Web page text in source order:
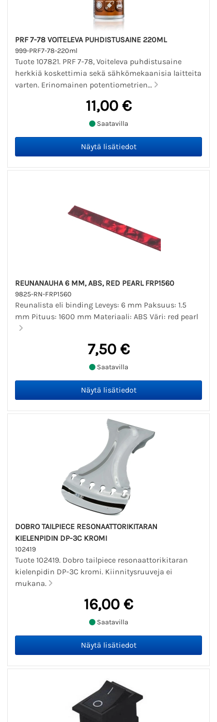
PRF 7-78 VOITELEVA PUHDISTUSAINE 220ML
999-PRF7-78-220ml
Tuote 107821. PRF 7-78, Voiteleva puhdistusaine
herkkiä koskettimia sekä sähkömekaanisia laitteita
varten. Erinomainen potentiometrien...
11,00 €
Saatavilla
REUNANAUHA 6 MM, ABS, RED PEARL FRP1560
9825-RN-FRP1560
Reunalista eli binding Leveys: 6 mm Paksuus: 1.5
mm Pituus: 1600 mm Materiaali: ABS Väri: red pearl
7,50 €
Saatavilla
DOBRO TAILPIECE RESONAATTORIKITARAN
KIELENPIDIN DP-3C KROMI
102419
Tuote 102419. Dobro tailpiece resonaattorikitaran
kielenpidin DP-3C kromi. Kiinnitysruuveja ei
mukana.
16,00 €
Saatavilla